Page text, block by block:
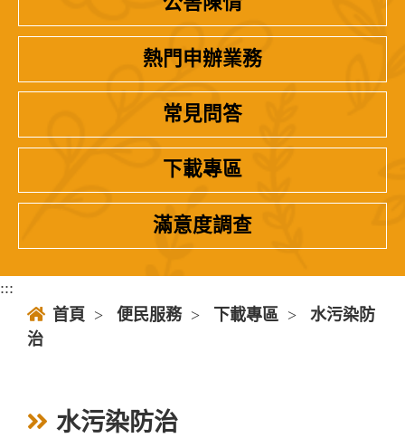
熱門申辦業務
常見問答
下載專區
滿意度調查
:::
首頁 > 便民服務 > 下載專區 >
水污染防
治
水污染防治